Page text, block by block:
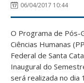
06/04/2017 10:44
O Programa de Pós-
Ciências Humanas
Federal de Santa
Inaugural do
será realizada no dia